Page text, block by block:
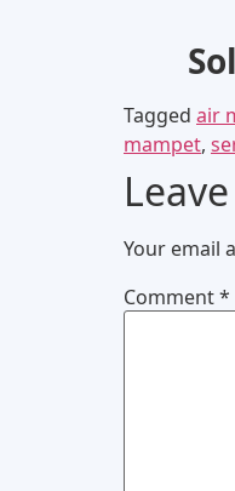
Tagged air
mampet,
Your email
Comment*